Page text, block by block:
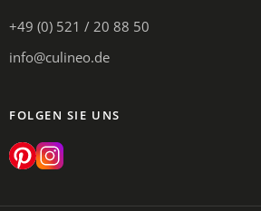
+49 (0) 521 / 20 88 50
info@culineo.de
FOLGEN SIE UNS